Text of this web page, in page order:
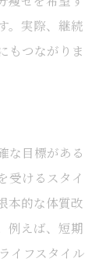
。実際、継続
もつながりま
な目標がある
受けるスタイ
本的な体質改
例えば、短期
イフスタイル